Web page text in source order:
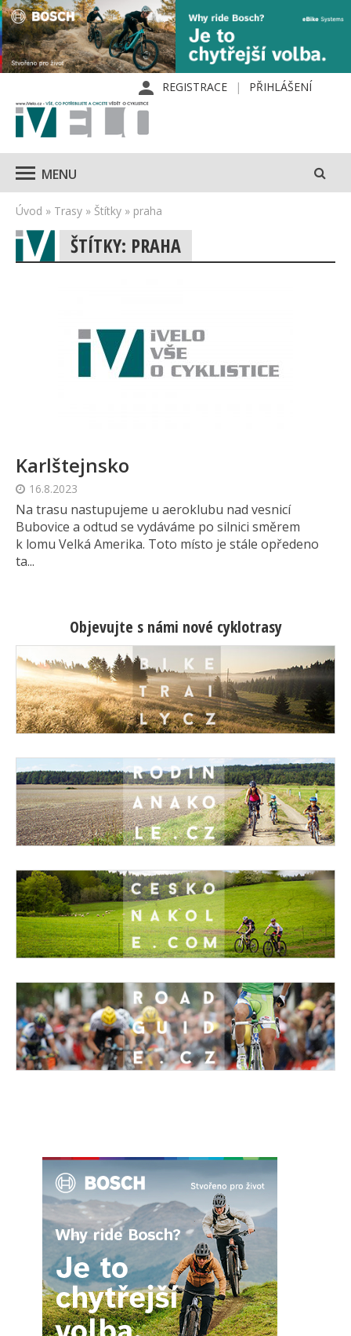
REGISTRACE PŘIHLÁŠENÍ
MENU
Úvod » Trasy » Štítky » praha
ŠTÍTKY: PRAHA
Karlštejnsko
16.8.2023
Na trasu nastupujeme u aeroklubu nad vesnicí
Bubovice a odtud se vydáváme po silnici směrem
k lomu Velká Amerika. Toto místo je stále opředeno
ta...
Objevujte s námi nové cyklotrasy